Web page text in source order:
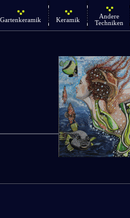
Gartenkeramik Keramik
Andere
Techniken